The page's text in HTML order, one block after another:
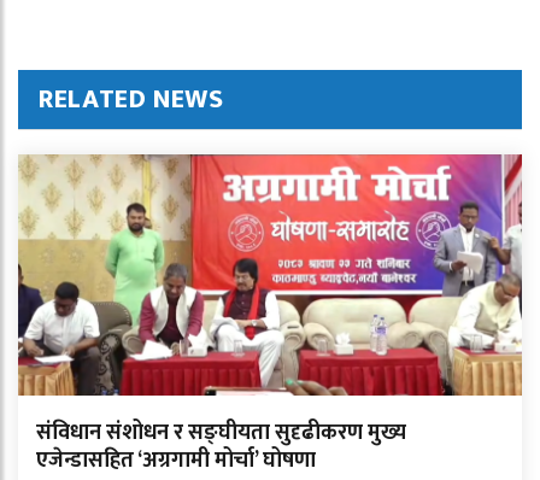
RELATED NEWS
संविधान संशोधन र सङ्घीयता सुदृढीकरण मुख्य
एजेन्डासहित ‘अग्रगामी मोर्चा’ घोषणा